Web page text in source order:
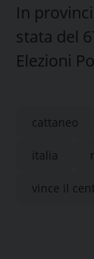
In
stata del
Elezioni
cattaneo
italia
vince il